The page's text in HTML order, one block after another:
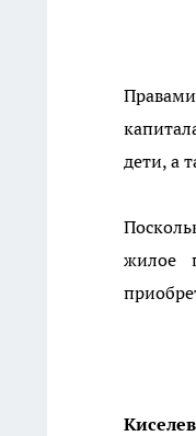
дети, а
жилое